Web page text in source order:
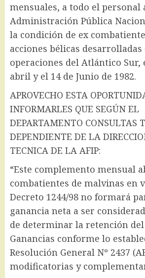
mensuales, a todo el personal
Administración Pública
la condición de ex
acciones bélicas
operaciones del Atlántico Sur,
abril y el 14 de Junio de 1982.
APROVECHO ESTA
INFORMARLES QUE SEGÚN EL
DEPARTAMENTO CONSULTAS
DEPENDIENTE DE LA
TECNICA DE LA AFIP:
“Este complemento mensual
combatientes de malvinas en
Decreto 1244/98 no formará
ganancia neta a ser
de determinar la retención
Ganancias conforme lo
Resolución General Nº 2437
modificatorias y